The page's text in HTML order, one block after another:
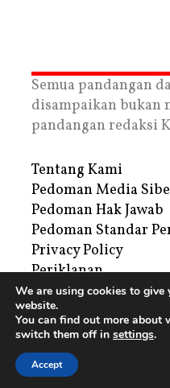
Semua pandangan
disampaikan bukan
pandangan redaksi
Tentang Kami
Pedoman Media
Pedoman Hak Jawab
Pedoman Standar
Privacy Policy
Periklanan
Copyright © 2026 | PT.
We are using cookies to give
website.
You can find out more about
switch them off in settings.
Accept